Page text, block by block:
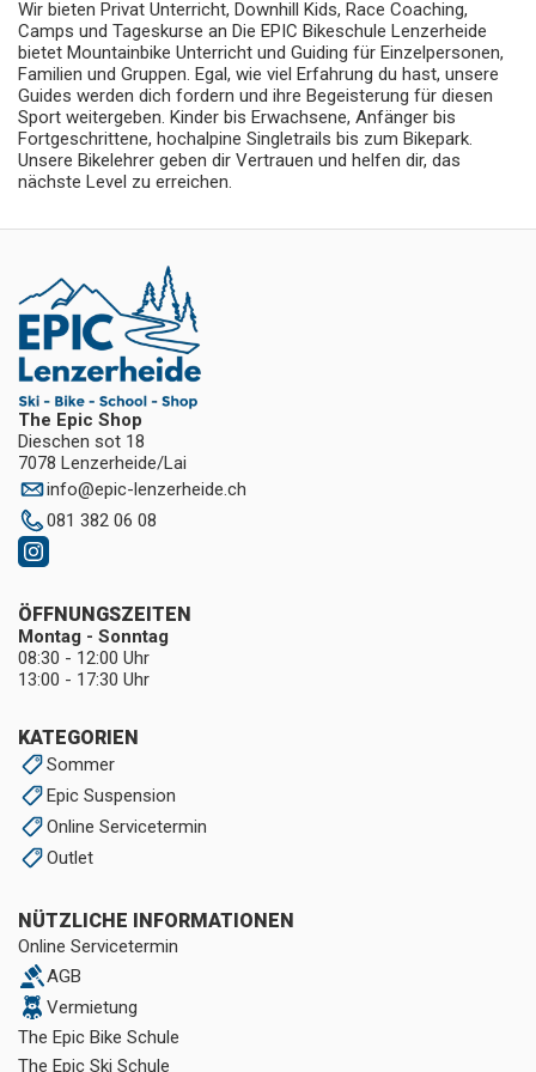
Wir bieten Privat Unterricht, Downhill Kids, Race Coaching,
Camps und Tageskurse an Die EPIC Bikeschule Lenzerheide
bietet Mountainbike Unterricht und Guiding für Einzelpersonen,
Familien und Gruppen. Egal, wie viel Erfahrung du hast, unsere
Guides werden dich fordern und ihre Begeisterung für diesen
Sport weitergeben. Kinder bis Erwachsene, Anfänger bis
Fortgeschrittene, hochalpine Singletrails bis zum Bikepark.
Unsere Bikelehrer geben dir Vertrauen und helfen dir, das
nächste Level zu erreichen.
The Epic Shop
Dieschen sot 18
7078 Lenzerheide/Lai
info@epic-lenzerheide.ch
081 382 06 08
KATEGORIEN
Sommer
Epic Suspension
Online Servicetermin
Outlet
NÜTZLICHE INFORMATIONEN
Online Servicetermin
AGB
Vermietung
The Epic Bike Schule
The Epic Ski Schule
ÖFFNUNGSZEITEN
Montag - Sonntag
08:30 - 12:00 Uhr
13:00 - 17:30 Uhr